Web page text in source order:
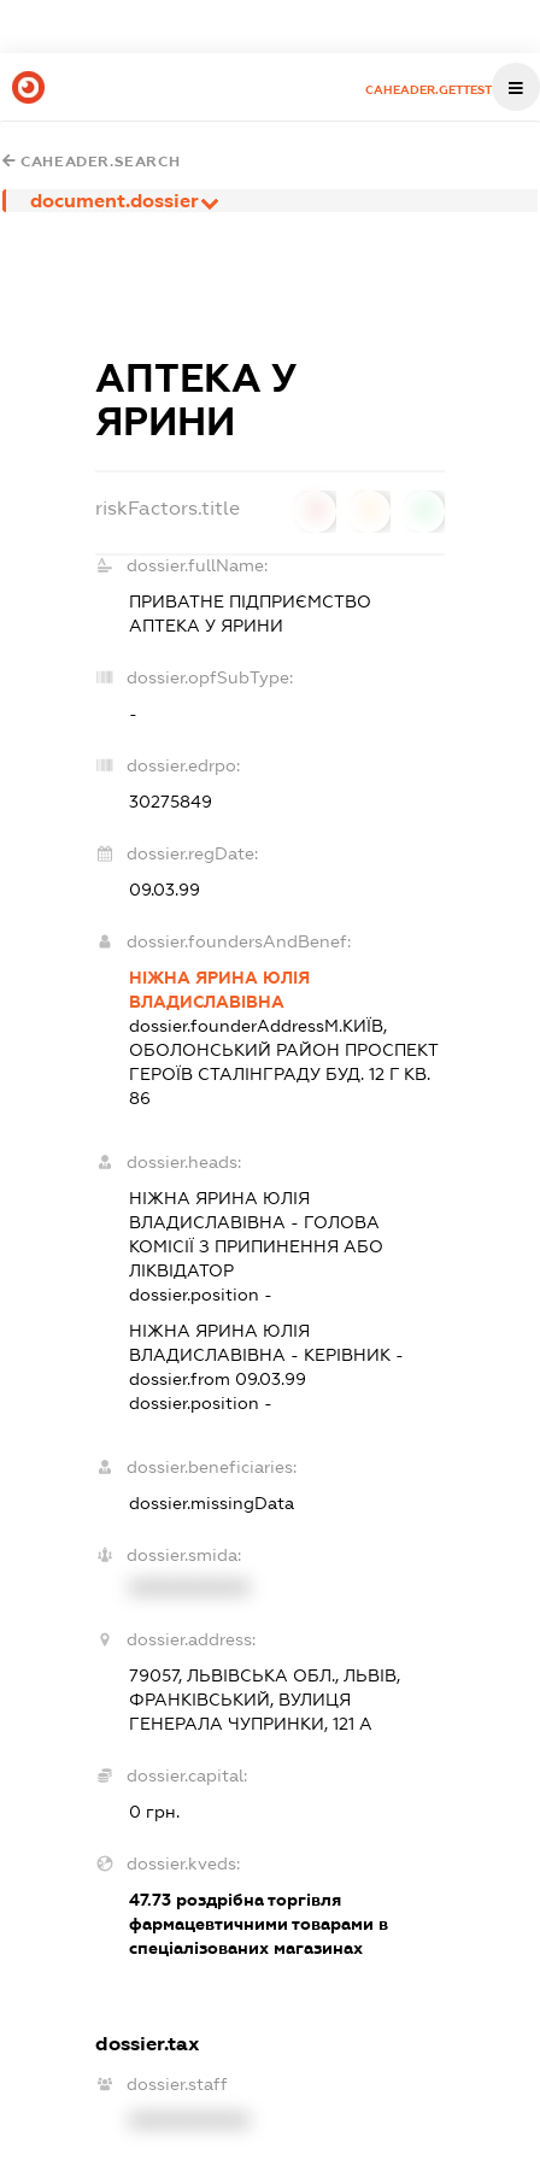
CAHEADER.GETTEST
CAHEADER.SEARCH
document.dossier
АПТЕКА У
ЯРИНИ
riskFactors.title
dossier.fullName:
ПРИВАТНЕ ПІДПРИЄМСТВО
АПТЕКА У ЯРИНИ
dossier.opfSubType:
-
dossier.edrpo:
30275849
dossier.regDate:
09.03.99
dossier.foundersAndBenef:
НІЖНА ЯРИНА ЮЛІЯ
ВЛАДИСЛАВІВНА
dossier.founderAddressМ.КИЇВ,
ОБОЛОНСЬКИЙ РАЙОН ПРОСПЕКТ
ГЕРОЇВ СТАЛІНГРАДУ БУД. 12 Г КВ.
86
dossier.heads:
НІЖНА ЯРИНА ЮЛІЯ
ВЛАДИСЛАВІВНА - ГОЛОВА
КОМІСІЇ З ПРИПИНЕННЯ АБО
ЛІКВІДАТОР
dossier.position -
НІЖНА ЯРИНА ЮЛІЯ
ВЛАДИСЛАВІВНА - КЕРІВНИК -
dossier.from 09.03.99
dossier.position -
dossier.beneficiaries:
dossier.missingData
dossier.smida:
dossier.address:
79057, ЛЬВІВСЬКА ОБЛ., ЛЬВІВ,
ФРАНКІВСЬКИЙ, ВУЛИЦЯ
ГЕНЕРАЛА ЧУПРИНКИ, 121 А
dossier.capital:
0 грн.
dossier.kveds:
47.73роздрібна торгівля
фармацевтичними товарами в
спеціалізованих магазинах
dossier.tax
dossier.staff